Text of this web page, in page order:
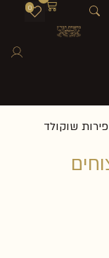
0
פירות שוקולד